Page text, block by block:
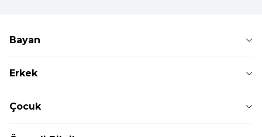
Bayan
Erkek
Çocuk